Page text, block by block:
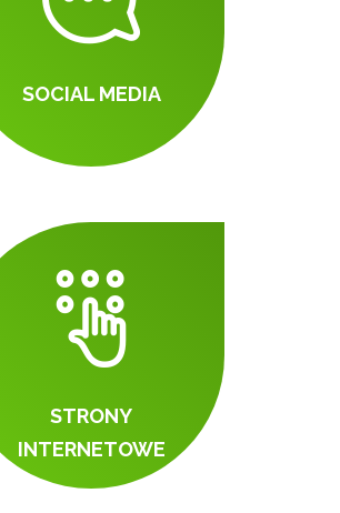
SOCIAL MEDIA
STRONY
INTERNETOWE